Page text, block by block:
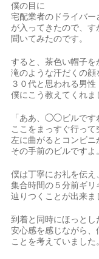
僕の目に
宅配業者のドライバー
が入ってきたので、す
聞いてみたのです。
すると、茶色い帽子を
滝のような汗だくの顔
３０代と思われる男性
僕にこう教えてくれま
「ああ、◯◯ビルです
ここをまっすぐ行って
左に曲がるとコンビニ
その手前のビルですよ
僕は丁寧にお礼を伝え
集合時間の５分前ギ
辿りつくことが出来ま
到着と同時にほっとし
安心感を感じながら、
ことを考えていました